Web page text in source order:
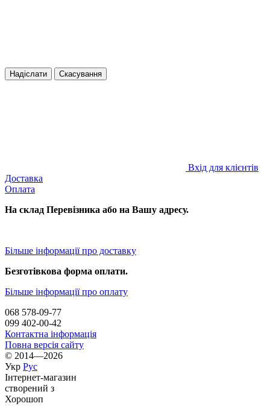
Надіслати Скасування
Вхід для клієнтів
Доставка
Оплата
На склад Перевізника або на Вашу адресу.
Більше інформації про доставку
Безготівкова форма оплати.
Більше інформації про оплату
068 578-09-77
099 402-00-42
Контактна інформація
Повна версія сайту
© 2014—2026
Укр Рус
Інтернет-магазин
створений з
Хорошоп